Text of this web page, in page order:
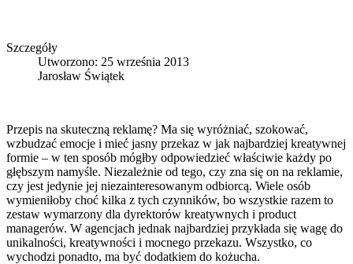
Szczegóły
Utworzono: 25 września 2013
Jarosław Świątek
Przepis na skuteczną reklamę? Ma się wyróżniać, szokować,
wzbudzać emocje i mieć jasny przekaz w jak najbardziej kreatywnej
formie – w ten sposób mógłby odpowiedzieć właściwie każdy po
głębszym namyśle. Niezależnie od tego, czy zna się on na reklamie,
czy jest jedynie jej niezainteresowanym odbiorcą. Wiele osób
wymieniłoby choć kilka z tych czynników, bo wszystkie razem to
zestaw wymarzony dla dyrektorów kreatywnych i product
managerów. W agencjach jednak najbardziej przykłada się wagę do
unikalności, kreatywności i mocnego przekazu. Wszystko, co
wychodzi ponadto, ma być dodatkiem do kożucha.